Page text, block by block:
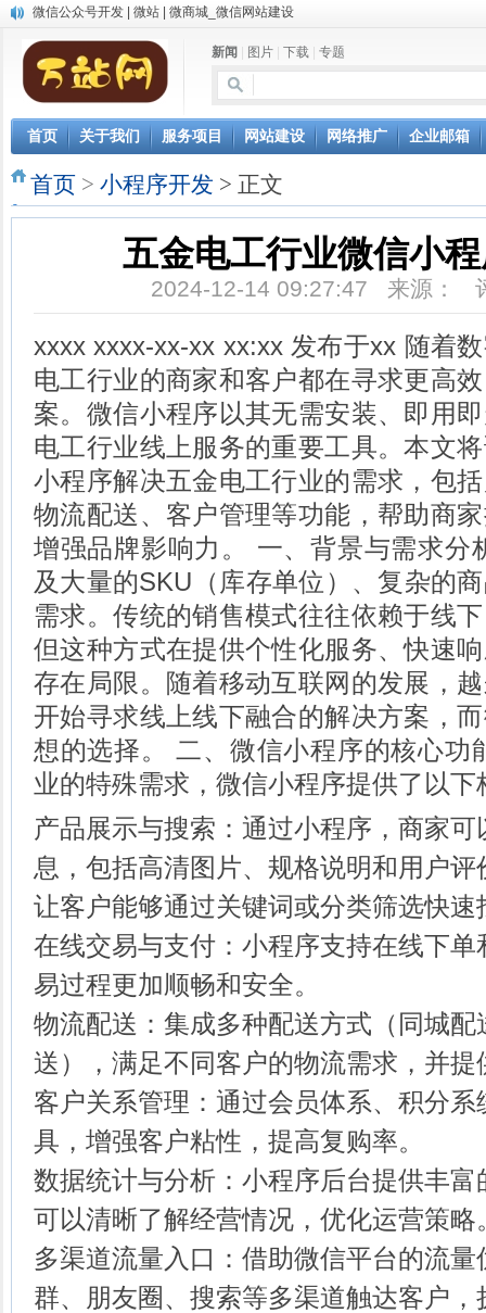
微信公众号开发 | 微站 | 微商城_微信网站建设
网站自动发布文章，AI写作软件让网站推广更轻松
微信小程序开发
新闻 图片 下载 专题
首页 关于我们 服务项目 网站建设 网络推广 企业邮箱
首页 > 小程序开发 > 正文
五金电工行业微信小
2024-12-14 09:27:47 来源：
xxxx xxxx-xx-xx xx:xx 发布于xx 随着
电工行业的商家和客户都在寻求更高
案。微信小程序以其无需安装、即用
电工行业线上服务的重要工具。本文
小程序解决五金电工行业的需求，包
物流配送、客户管理等功能，帮助商
增强品牌影响力。 一、背景与需求分
及大量的SKU（库存单位）、复杂的
需求。传统的销售模式往往依赖于线
但这种方式在提供个性化服务、快速
存在局限。随着移动互联网的发展，
开始寻求线上线下融合的解决方案，
想的选择。 二、微信小程序的核心功
业的特殊需求，微信小程序提供了以下
产品展示与搜索：通过小程序，商家
息，包括高清图片、规格说明和用户
让客户能够通过关键词或分类筛选快速
在线交易与支付：小程序支持在线下
易过程更加顺畅和安全。
物流配送：集成多种配送方式（同城
送），满足不同客户的物流需求，并
客户关系管理：通过会员体系、积分
具，增强客户粘性，提高复购率。
数据统计与分析：小程序后台提供丰
可以清晰了解经营情况，优化运营策略
多渠道流量入口：借助微信平台的流
群、朋友圈、搜索等多渠道触达客户